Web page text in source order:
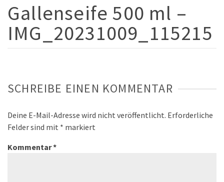
Gallenseife 500 ml –
IMG_20231009_115215
SCHREIBE EINEN KOMMENTAR
Deine E-Mail-Adresse wird nicht veröffentlicht. Erforderliche
Felder sind mit * markiert
Kommentar*